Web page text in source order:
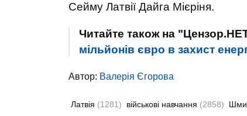
Сейму Латвії Дайга Мієріня.
Читайте також на
мільйонів євро в захист
Автор: Валерія Єгорова
Латвія (1281) військові навчання (2858)